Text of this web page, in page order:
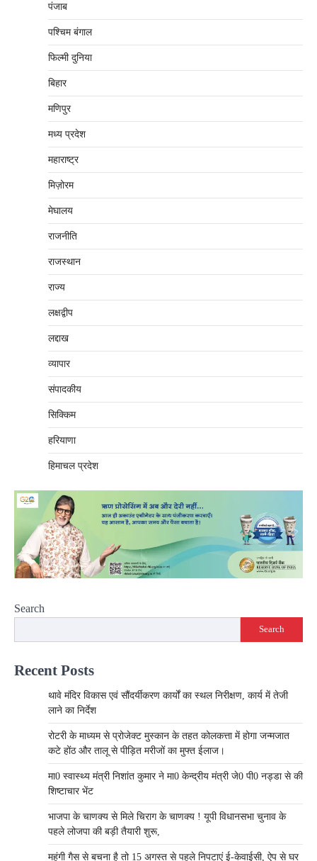
पंजाब
पश्चिम बंगाल
फिल्मी दुनिया
बिहार
मणिपुर
मध्‍य प्रदेश
महाराष्‍ट्र
मिज़ोरम
मेघालय
राजनीति
राजस्थान
राज्य
लक्षद्वीप
लद्दाख
व्यापार
संपादकीय
सिक्किम
हरियाणा
हिमाचल प्रदेश
Search
Search
Recent Posts
थावे मंदिर विकास एवं सौंदर्यीकरण कार्यों का स्थल निरीक्षण, कार्य में तेजी
लाने का निर्देश
रोटरी के माध्यम से प्रोजेक्ट मुस्कान के तहत कोलकत्ता में होगा जन्मजात
कटे होंठ और तालू से पीड़ित मरीजों का मुफ्त ईलाज।
मा0 स्वास्थ्य मंत्री निशांत कुमार ने मा0 केन्द्रीय मंत्री जे0 पी0 नड्डा से की
शिष्टाचार भेंट
भाजपा के चाणक्य से मिले चिराग के चाणक्य ! यूपी विधानसभा चुनाव के
पहले लोजपा की बड़ी तैयारी शुरू,
महंगी गैस से बचना है तो 15 अगस्त से पहले निपटाएं ई-केवाईसी, ऐप से घर